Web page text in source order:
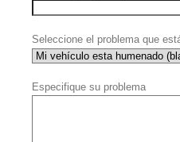
Seleccione el problema que
Especifique su problema